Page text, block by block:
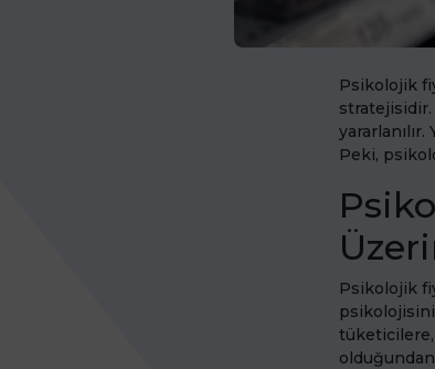
Psikolojik
Peki,
Psikolojik